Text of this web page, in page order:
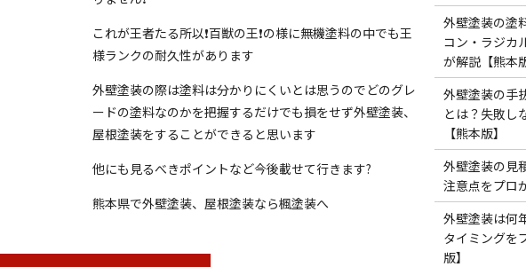
これが王者たる所以❗️百獣の王❗️の様に無機塗料の中でも王
様ランクの耐久性があります
外壁塗装の際は塗料は分かりにくいとは思うのでどのグレ
ードの塗料なのかを把握するだけでも損をせず外壁塗装、
屋根塗装をすることができると思います
他にも見るべきポイントなど今後載せて行きます?
熊本県で外壁塗装、屋根塗装なら楓塗装へ
外壁塗装の塗
コン・ラジカ
が解説【熊本
外壁塗装の手
とは？失敗し
【熊本版】
外壁塗装の見
注意点をプロ
外壁塗装は何
タイミングを
版】